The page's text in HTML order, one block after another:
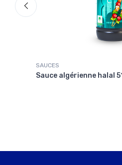
SAUCES
Sauce algérienne halal